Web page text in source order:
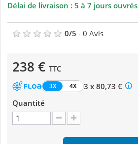
Délai de livraison : 5 à 7 jours ouvrés
0/5 - 0 Avis
238 € TTC
3X 4X
3 x 80,73 €
Quantité